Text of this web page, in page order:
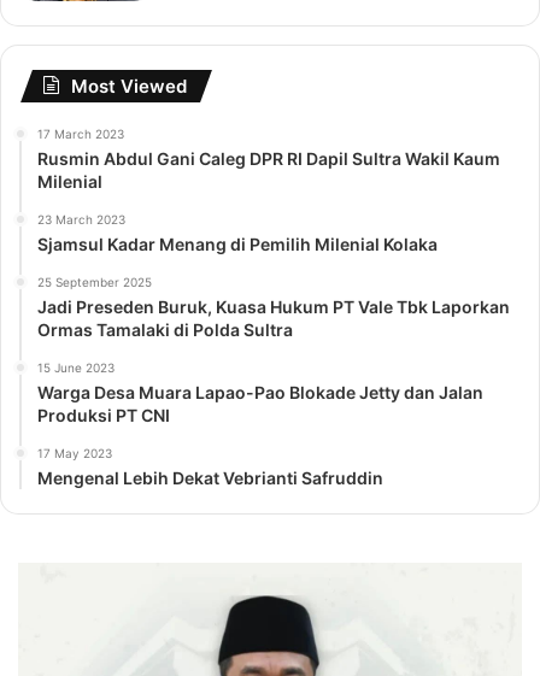
Most Viewed
17 March 2023
Rusmin Abdul Gani Caleg DPR RI Dapil Sultra Wakil Kaum
Milenial
23 March 2023
Sjamsul Kadar Menang di Pemilih Milenial Kolaka
25 September 2025
Jadi Preseden Buruk, Kuasa Hukum PT Vale Tbk Laporkan
Ormas Tamalaki di Polda Sultra
15 June 2023
Warga Desa Muara Lapao-Pao Blokade Jetty dan Jalan
Produksi PT CNI
17 May 2023
Mengenal Lebih Dekat Vebrianti Safruddin